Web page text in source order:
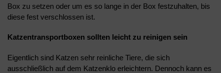
Box zu setzen oder um es so lange in der Box festzuhalten, bis
diese fest verschlossen ist.
Katzentransportboxen sollten leicht zu reinigen sein
Eigentlich sind Katzen sehr reinliche Tiere, die sich
ausschließlich auf dem Katzenklo erleichtern. Dennoch kann es